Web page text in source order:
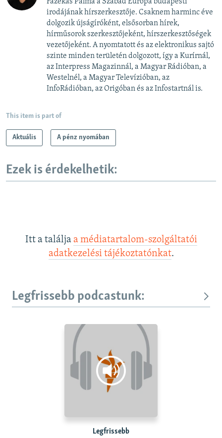
Fazekas Pálma a Szabad Európa budapesti
irodájának hírszerkesztője. Csaknem harminc éve
dolgozik újságíróként, elsősorban hírek,
hírműsorok szerkesztőjeként, hírszerkesztőségek
vezetőjeként. A nyomtatott és az elektronikus sajtó
szinte minden területén dolgozott, így a Kurírnál,
az Interpress Magazinnál, a Magyar Rádióban, a
Westelnél, a Magyar Televízióban, az
InfoRádióban, az Origóban és az Infostartnál is.
This item is part of
Aktuális A pénz nyomában
Ezek is érdekelhetik:
Itt a találja a médiatartalom-szolgáltatói
adatkezelési tájékoztatónkat.
Legfrissebb podcastunk:
Legfrissebb